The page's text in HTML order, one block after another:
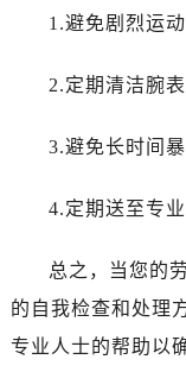
1.避免剧烈运
2.定期清洁腕
3.避免长时间
4.定期送至专
总之，当您的
的自我检查和处理
专业人士的帮助以